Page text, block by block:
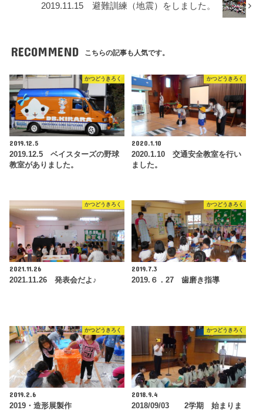
2019.11.15 避難訓練（地震）をしました。
RECOMMEND こちらの記事も人気です。
かつどうきろく
2019.12.5
2019.12.5 ベイスターズの野球
教室がありました。
かつどうきろく
2020.1.10
2020.1.10 交通安全教室を行い
ました。
かつどうきろく
2021.11.26
2021.11.26 発表会だよ♪
かつどうきろく
2019.7.3
2019.６．27 歯磨き指導
かつどうきろく
2019.2.6
2019・造形展製作
かつどうきろく
2018.9.4
2018/09/03 2学期 始まりま